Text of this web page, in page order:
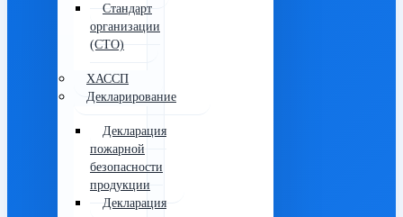
Стандарт
организации
(СТО)
ХАССП
Декларирование
Декларация
пожарной
безопасности
продукции
Декларация